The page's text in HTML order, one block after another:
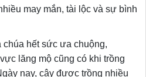
may mắn, tài lộc và sự bình
hết sức ưa chuộng,
lăng mộ cũng có khi trồng
nay, cây được trồng nhiều